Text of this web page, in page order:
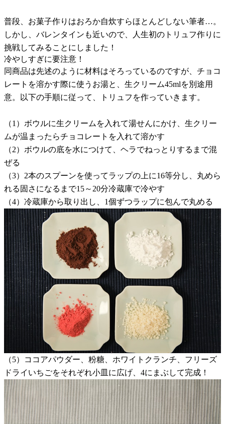
普段、お菓子作りはおろか自炊すらほとんどしない筆者…。
しかし、バレンタインも近いので、人生初のトリュフ作りに
挑戦してみることにしました！
冷やしすぎに要注意！
同商品は先述のように材料はそろっているのですが、チョコ
レートを溶かす際に使うお湯と、生クリーム45mlを別途用
意。以下の手順に従って、トリュフを作っていきます。
（1）ボウルに生クリームを入れて湯せんにかけ、生クリー
ムが温まったらチョコレートを入れて溶かす
（2）ボウルの底を水につけて、ヘラでねっとりするまで混
ぜる
（3）2本のスプーンを使ってラップの上に16等分し、丸めら
れる固さになるまで15～20分冷蔵庫で冷やす
（4）冷蔵庫から取り出し、1個ずつラップに包んで丸める
（5）ココアパウダー、粉糖、ホワイトクランチ、フリーズ
ドライいちごをそれぞれ小皿に広げ、4にまぶして完成！